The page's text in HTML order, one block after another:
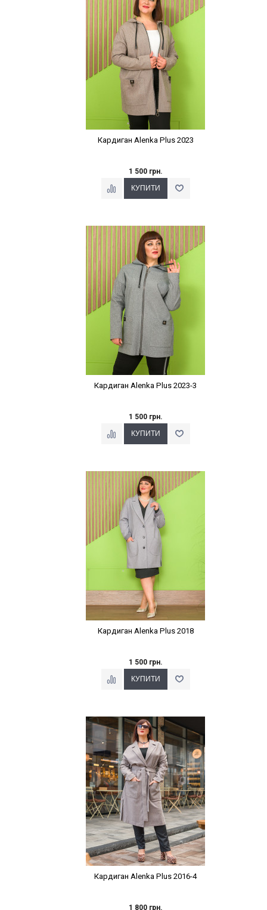
Кардиган Alenka Plus 2023
1 500 грн.
Наклейки Варіант з %
Кардиган Alenka Plus 2023-3
1 500 грн.
Наклейки Варіант з %
Кардиган Alenka Plus 2018
1 500 грн.
Наклейки Варіант з %
Кардиган Alenka Plus 2016-4
1 800 грн.